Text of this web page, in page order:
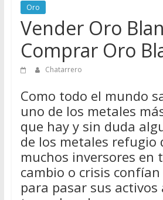
Chatarra
Oro
Vender Oro
Comprar Oro
Chatarrero
Como todo el mundo
uno de los metales
que hay y sin duda
de los metales refugio
muchos inversores en
cambio o crisis
para pasar sus activos